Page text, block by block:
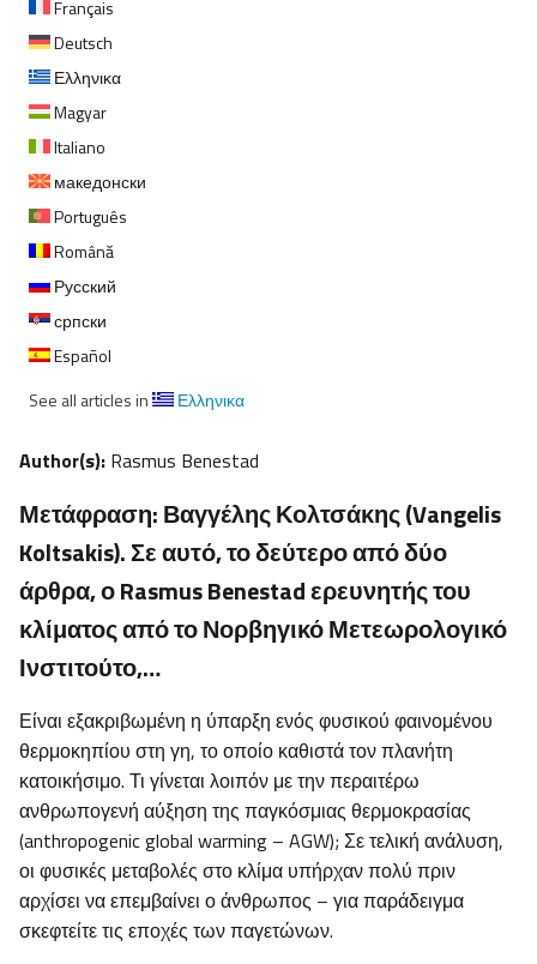
Français
Deutsch
Ελληνικα
Magyar
Italiano
македонски
Português
Română
Русский
српски
Español
See all articles in
Ελληνικα
Author(s): Rasmus Benestad
Μετάφραση: Βαγγέλης Κολτσάκης (Vangelis
Koltsakis). Σε αυτό, το δεύτερο από δύο
άρθρα, ο Rasmus Benestad ερευνητής του
κλίματος από το Νορβηγικό Μετεωρολογικό
Ινστιτούτο,…
Είναι εξακριβωμένη η ύπαρξη ενός φυσικού φαινομένου
θερμοκηπίου στη γη, το οποίο καθιστά τον πλανήτη
κατοικήσιμο. Τι γίνεται λοιπόν με την περαιτέρω
ανθρωπογενή αύξηση της παγκόσμιας θερμοκρασίας
(anthropogenic global warming – AGW); Σε τελική ανάλυση,
οι φυσικές μεταβολές στο κλίμα υπήρχαν πολύ πριν
αρχίσει να επεμβαίνει ο άνθρωπος – για παράδειγμα
σκεφτείτε τις εποχές των παγετώνων.